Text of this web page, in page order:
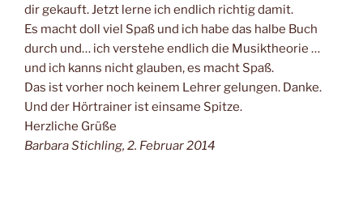
dir gekauft. Jetzt lerne ich endlich richtig damit.
Es macht doll viel Spaß und ich habe das halbe Buch
durch und… ich verstehe endlich die Musiktheorie …
und ich kanns nicht glauben, es macht Spaß.
Das ist vorher noch keinem Lehrer gelungen. Danke.
Und der Hörtrainer ist einsame Spitze.
Herzliche Grüße
Barbara Stichling, 2. Februar 2014